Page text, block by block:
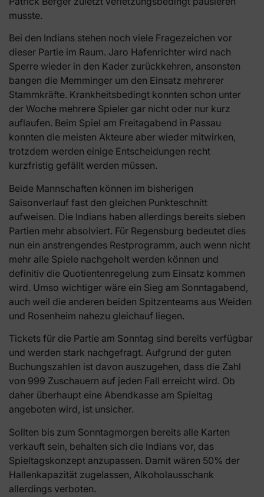
musste.
Bei den Indians stehen noch viele Fragezeichen vor
dieser Partie im Raum. Jaro Hafenrichter wird nach
Sperre wieder in den Kader zurückkehren, ansonsten
bangen die Memminger um den Einsatz mehrerer
Stammkräfte. Krankheitsbedingt konnten schon unter
der Woche mehrere Spieler gar nicht oder nur kurz
auflaufen. Beim Spiel am Freitagabend in Passau
konnten die meisten Akteure aber wieder mitwirken,
trotzdem werden einige Entscheidungen recht
kurzfristig gefällt werden müssen.
Beide Mannschaften können im bisherigen
Saisonverlauf fast den gleichen Punkteschnitt
aufweisen. Die Indians haben allerdings bereits sieben
Partien mehr absolviert. Für Regensburg bedeutet dies
nun ein anstrengendes Restprogramm, auch wenn nicht
mehr alle Spiele nachgeholt werden können und
definitiv die Quotientenregelung zum Einsatz kommen
wird. Umso wichtiger wäre ein Sieg am Sonntagabend,
auch weil die anderen beiden Spitzenteams aus Weiden
und Rosenheim nahezu gleichauf liegen.
Tickets für die Partie am Sonntag sind bereits verfügbar
und werden stark nachgefragt. Aufgrund der guten
Buchungszahlen ist davon auszugehen, dass die Zahl
von 999 Zuschauern auf jeden Fall erreicht wird. Ob
daher überhaupt eine Abendkasse am Spieltag
angeboten wird, ist unsicher.
Sollten bis zum Sonntagmorgen bereits alle Karten
verkauft sein, behalten sich die Indians vor, das
Spieltagskonzept anzupassen. Damit wären 50% der
Hallenkapazität zugelassen, Alkoholausschank
allerdings verboten.